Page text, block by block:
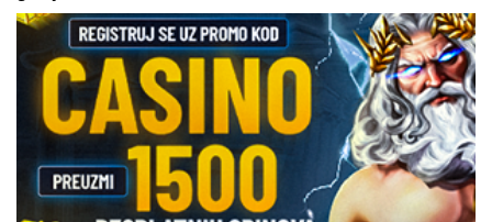
TEA TAIROVIĆ SE OGLASILA NAKON
SAOBRAĆAJKE U CRNOJ GORIPodelila klip, svi
gledaju u ONO ŠTO NOSI: Snima se u ogledalu,
dlaka sa glave joj ne fali